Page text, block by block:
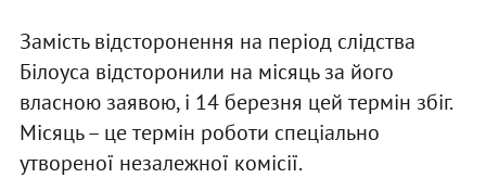
Замість відсторонення на період слідства
Білоуса відсторонили на місяць за його
власною заявою, і 14 березня цей термін збіг.
Місяць – це термін роботи спеціально
утвореної незалежної комісії.